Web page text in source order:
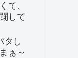
て、
して
タし
ぁ～